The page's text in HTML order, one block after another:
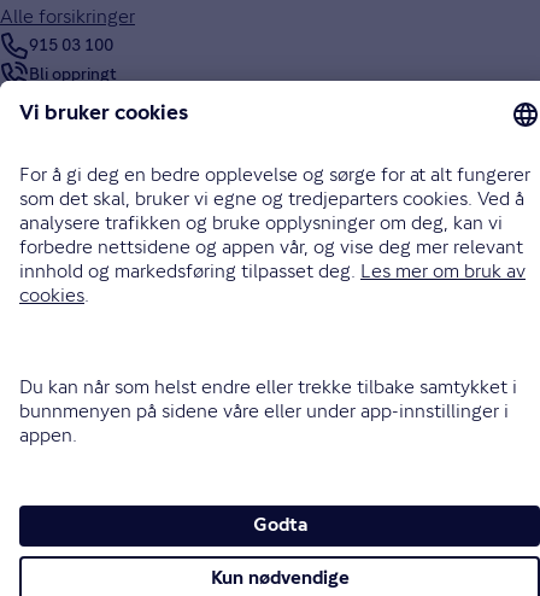
Alle forsikringer
915 03 100
Bli oppringt
Instagram
Endre cookieinnstillinger
Informasjonskapsler (cookies)
Personvern og sikkerhet
Vilkår for bruk av nettsidene
Finansportalen.no
Opphavsrett © Gjensidige